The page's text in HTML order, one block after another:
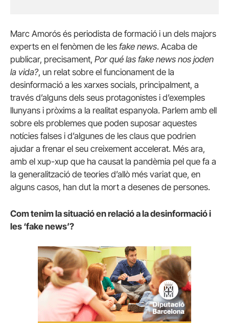
Marc Amorós és periodista de formació i un dels majors
experts en el fenòmen de les fake news. Acaba de
publicar, precisament, Por qué las fake news nos joden
la vida?, un relat sobre el funcionament de la
desinformació a les xarxes socials, principalment, a
través d’alguns dels seus protagonistes i d’exemples
llunyans i pròxims a la realitat espanyola. Parlem amb ell
sobre els problemes que poden suposar aquestes
notícies falses i d’algunes de les claus que podrien
ajudar a frenar el seu creixement accelerat. Més ara,
amb el xup-xup que ha causat la pandèmia pel que fa a
la generalització de teories d’allò més variat que, en
alguns casos, han dut la mort a desenes de persones.
Com tenim la situació en relació a la desinformació i
les ‘fake news’?